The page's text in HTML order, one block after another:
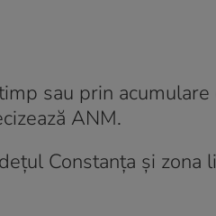
sau prin
ANM.
Constanța şi zona